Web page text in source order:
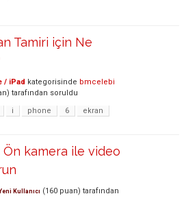
Tamiri için Ne
/ iPad kategorisinde bmcelebi
tarafından soruldu
i phone 6
ekran
kamera ile video
Kullanıcı (160 puan) tarafından